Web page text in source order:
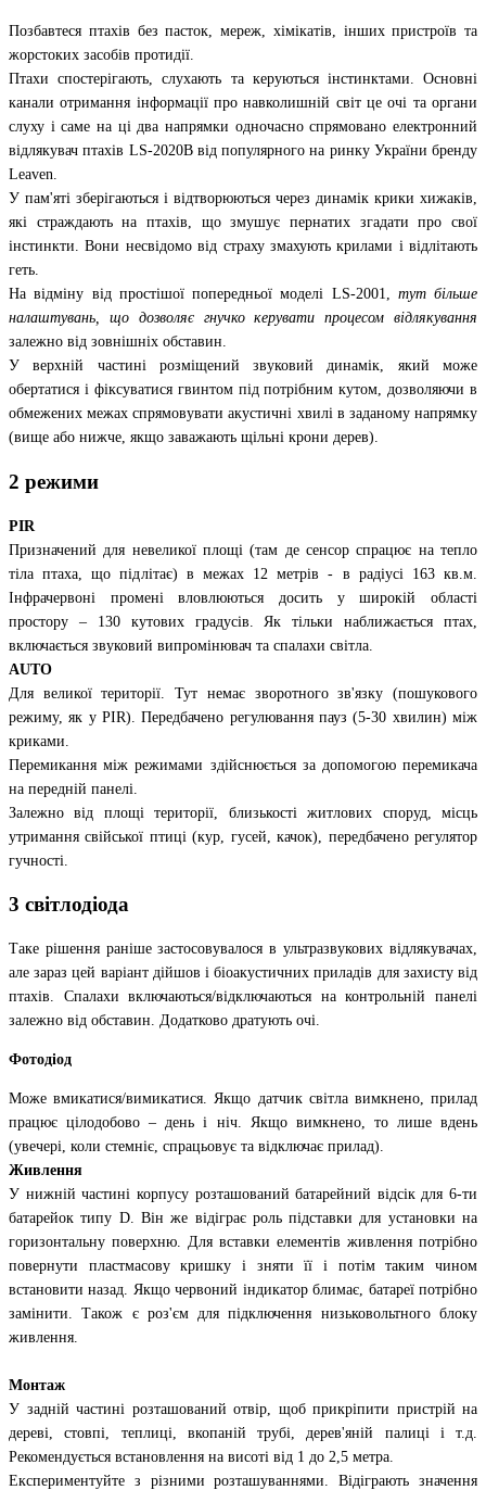
Позбавтеся птахів без пасток, мереж, хімікатів, інших пристроїв та
жорстоких засобів протидії.
Птахи спостерігають, слухають та керуються інстинктами. Основні
канали отримання інформації про навколишній світ це очі та органи
слуху і саме на ці два напрямки одночасно спрямовано електронний
відлякувач птахів LS-2020B від популярного на ринку України бренду
Leaven.
У пам'яті зберігаються і відтворюються через динамік крики хижаків,
які страждають на птахів, що змушує пернатих згадати про свої
інстинкти. Вони несвідомо від страху змахують крилами і відлітають
геть.
На відміну від простішої попередньої моделі LS-2001, тут більше
налаштувань, що дозволяє гнучко керувати процесом відлякування
залежно від зовнішніх обставин.
У верхній частині розміщений звуковий динамік, який може
обертатися і фіксуватися гвинтом під потрібним кутом, дозволяючи в
обмежених межах спрямовувати акустичні хвилі в заданому напрямку
(вище або нижче, якщо заважають щільні крони дерев).
2 режими
PIR
Призначений для невеликої площі (там де сенсор спрацює на тепло
тіла птаха, що підлітає) в межах 12 метрів - в радіусі 163 кв.м.
Інфрачервоні промені вловлюються досить у широкій області
простору – 130 кутових градусів. Як тільки наближається птах,
включається звуковий випромінювач та спалахи світла.
AUTO
Для великої території. Тут немає зворотного зв'язку (пошукового
режиму, як у PIR). Передбачено регулювання пауз (5-30 хвилин) між
криками.
Перемикання між режимами здійснюється за допомогою перемикача
на передній панелі.
Залежно від площі території, близькості житлових споруд, місць
утримання свійської птиці (кур, гусей, качок), передбачено регулятор
гучності.
3 світлодіода
Таке рішення раніше застосовувалося в ультразвукових відлякувачах,
але зараз цей варіант дійшов і біоакустичних приладів для захисту від
птахів. Спалахи включаються/відключаються на контрольній панелі
залежно від обставин. Додатково дратують очі.
Фотодіод
Може вмикатися/вимикатися. Якщо датчик світла вимкнено, прилад
працює цілодобово – день і ніч. Якщо вимкнено, то лише вдень
(увечері, коли стемніє, спрацьовує та відключає прилад).
Живлення
У нижній частині корпусу розташований батарейний відсік для 6-ти
батарейок типу D. Він же відіграє роль підставки для установки на
горизонтальну поверхню. Для вставки елементів живлення потрібно
повернути пластмасову кришку і зняти її і потім таким чином
встановити назад. Якщо червоний індикатор блимає, батареї потрібно
замінити. Також є роз'єм для підключення низьковольтного блоку
живлення.
Монтаж
У задній частині розташований отвір, щоб прикріпити пристрій на
дереві, стовпі, теплиці, вкопаній трубі, дерев'яній палиці і т.д.
Рекомендується встановлення на висоті від 1 до 2,5 метра.
Експериментуйте з різними розташуваннями. Відіграють значення